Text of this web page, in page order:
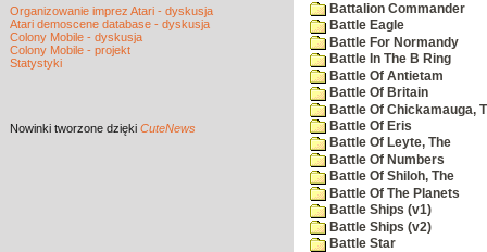
Organizowanie imprez Atari - dyskusja
Atari demoscene database - dyskusja
Colony Mobile - dyskusja
Colony Mobile - projekt
Statystyki
Nowinki tworzone dzięki CuteNews
Battalion Commander
Battle Eagle
Battle For Normandy
Battle In The B Ring
Battle Of Antietam
Battle Of Britain
Battle Of Chickamauga,
Battle Of Eris
Battle Of Leyte, The
Battle Of Numbers
Battle Of Shiloh, The
Battle Of The Planets
Battle Ships (v1)
Battle Ships (v2)
Battle Star